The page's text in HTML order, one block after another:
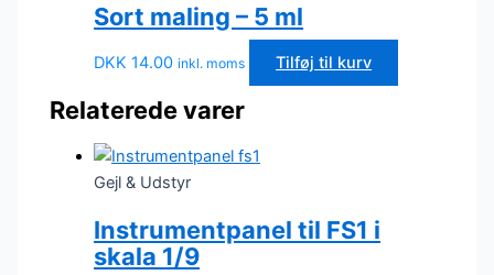
Sort maling – 5 ml
DKK14.00 inkl. moms Tilføj til kurv
Relaterede varer
Gejl & Udstyr
Instrumentpanel til FS1 i
skala 1/9